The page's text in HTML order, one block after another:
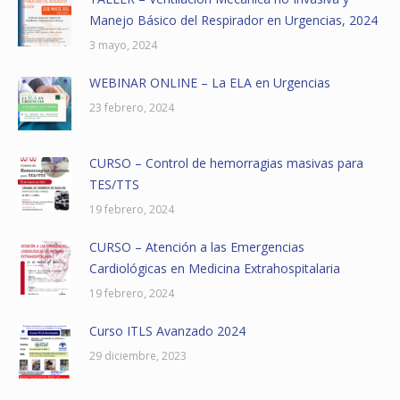
Manejo Básico del Respirador en Urgencias, 2024
3 mayo, 2024
WEBINAR ONLINE – La ELA en Urgencias
23 febrero, 2024
CURSO – Control de hemorragias masivas para
TES/TTS
19 febrero, 2024
CURSO – Atención a las Emergencias
Cardiológicas en Medicina Extrahospitalaria
19 febrero, 2024
Curso ITLS Avanzado 2024
29 diciembre, 2023